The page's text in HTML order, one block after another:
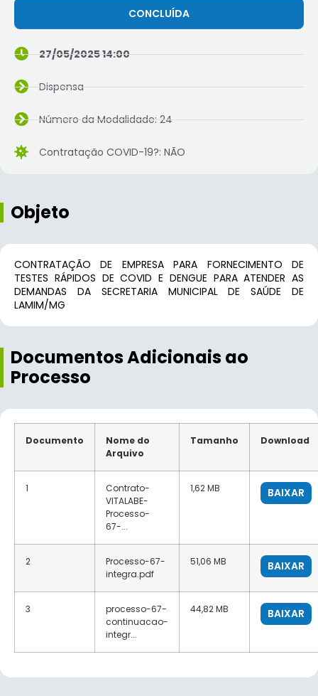
CONCLUÍDA
27/05/2025 14:00
Dispensa
Número da Modalidade: 24
Contratação COVID-19?: NÃO
Objeto
CONTRATAÇÃO DE EMPRESA PARA FORNECIMENTO DE
TESTES RÁPIDOS DE COVID E DENGUE PARA ATENDER AS
DEMANDAS DA SECRETARIA MUNICIPAL DE SAÚDE DE
LAMIM/MG
Documentos Adicionais ao
Processo
Documento
Nome do
Arquivo
Tamanho Download
1
Contrato-
VITALABE-
Processo-
67-...
1,62 MB BAIXAR
2
Processo-67-
integra.pdf
51,06 MB BAIXAR
3
processo-67-
continuacao-
integr...
44,82 MB BAIXAR